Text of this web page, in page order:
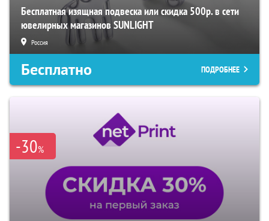
Бесплатная изящная подвеска или скидка 500р. в сети
ювелирных магазинов SUNLIGHT
Россия
Бесплатно ПОДРОБНЕЕ
-30%